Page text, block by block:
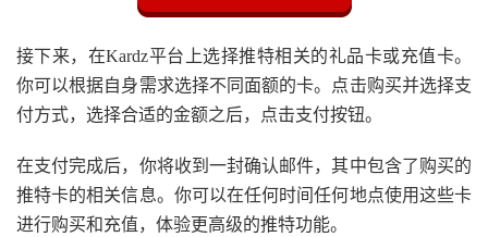
接下来，在Kardz平台上选择推特相关的礼品卡或充值卡。
你可以根据自身需求选择不同面额的卡。点击购买并选择支
付方式，选择合适的金额之后，点击支付按钮。
在支付完成后，你将收到一封确认邮件，其中包含了购买的
推特卡的相关信息。你可以在任何时间任何地点使用这些卡
进行购买和充值，体验更高级的推特功能。